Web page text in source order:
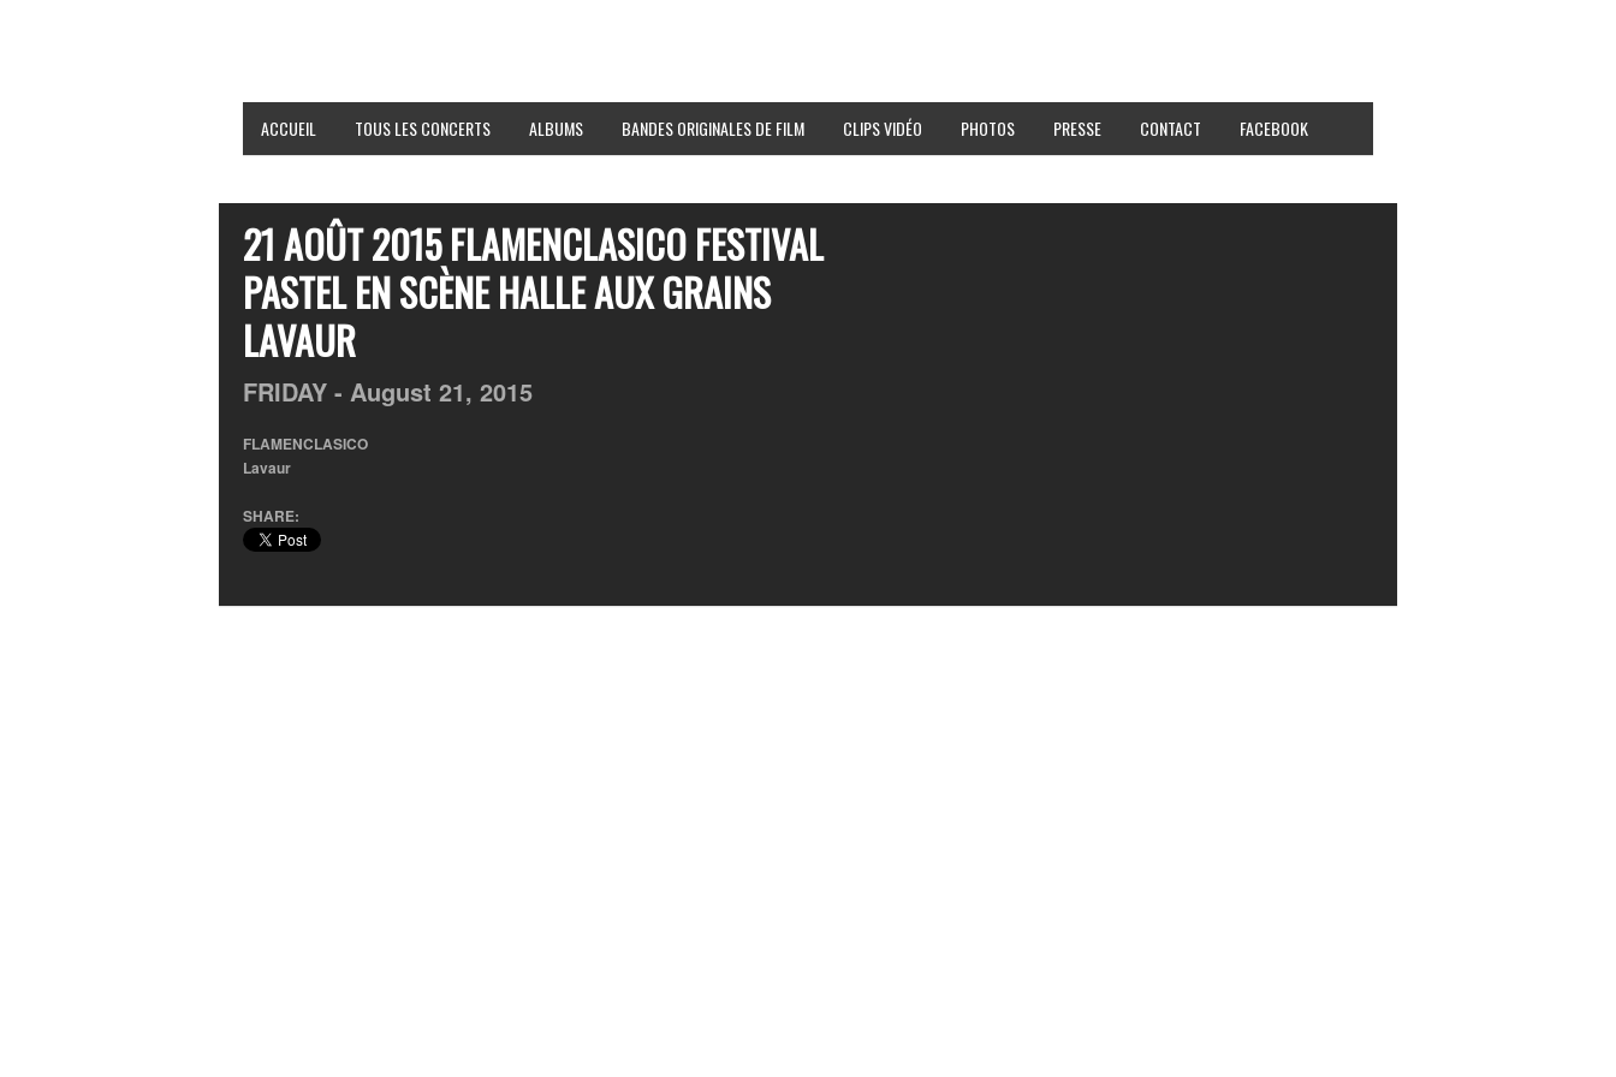
ACCUEIL TOUS LES CONCERTS ALBUMS BANDES ORIGINALES DE FILM CLIPS VIDÉO PHOTOS PRESSE CONTACT FACEBOOK
21 AOÛT 2015 FLAMENCLASICO FESTIVAL
PASTEL EN SCÈNE HALLE AUX GRAINS
LAVAUR
FRIDAY - August 21, 2015
FLAMENCLASICO
Lavaur
SHARE: